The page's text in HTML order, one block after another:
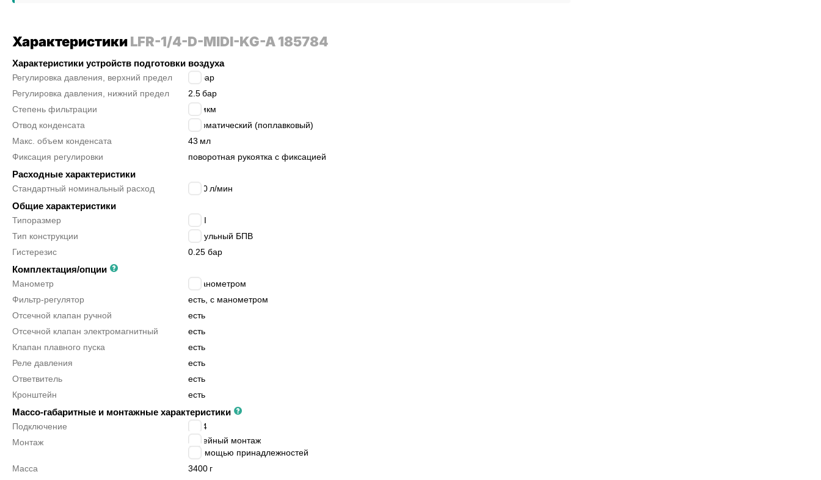
ХарактеристикиLFR-1/4-D-MIDI-KG-A 185784
Характеристики устройств подготовки воздуха
Регулировка давления, верхний предел
бар
Регулировка давления, нижний предел
2.5бар
Степень фильтрации
40 мкм
Отвод конденсата
автоматический (поплавковый)
Макс. объем конденсата
43 мл
Фиксация регулировки
поворотная рукоятка с фиксацией
Расходные характеристики
Стандартный номинальный расход 1370 л/мин
Общие характеристики
Типоразмер
MIDI
Тип конструкции
модульный БПВ
Гистерезис
0.25 бар
Комплектация/опции
Манометр
с манометром
Фильтр-регулятор
есть, с манометром
Отсечной клапан ручной
есть
Отсечной клапан электромагнитный
есть
Клапан плавного пуска
есть
Реле давления
есть
Ответвитель
есть
Кронштейн
есть
Массо-габаритные и монтажные характеристики
Подключение
G1/4
Монтаж
линейный монтаж
с помощью принадлежностей
Масса
3400 г